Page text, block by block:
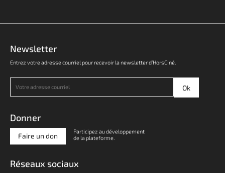
Réseaux sociaux
Newsletter
Entrez votre adresse courriel pour recevoir la newsletter d’HorsCiné.
Donner
Faire un don
Participez au développement
de la plateforme.